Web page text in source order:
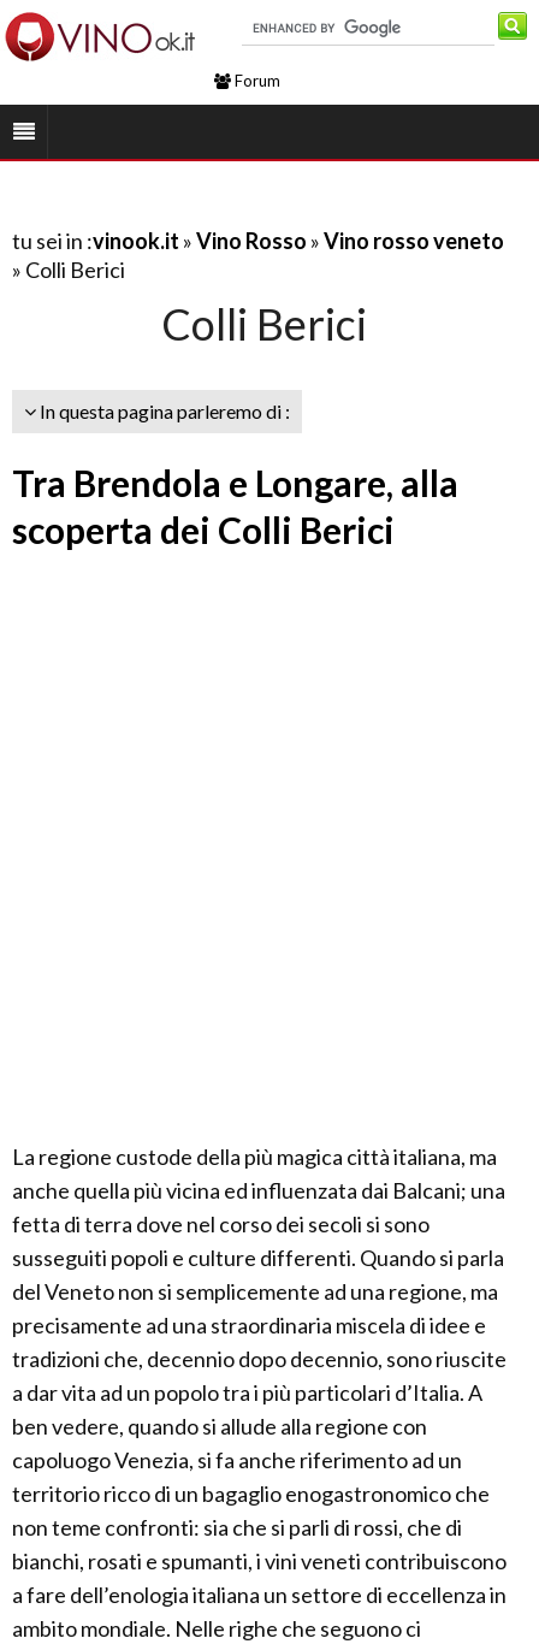
Forum
tu sei in :vinook.it »Vino Rosso »Vino rosso veneto
» Colli Berici
Colli Berici
In questa pagina parleremo di :
Tra Brendola e Longare, alla
scoperta dei Colli Berici
La regione custode della più magica città italiana, ma
anche quella più vicina ed influenzata dai Balcani; una
fetta di terra dove nel corso dei secoli si sono
susseguiti popoli e culture differenti. Quando si parla
del Veneto non si semplicemente ad una regione, ma
precisamente ad una straordinaria miscela di idee e
tradizioni che, decennio dopo decennio, sono riuscite
a dar vita ad un popolo tra i più particolari d’Italia. A
ben vedere, quando si allude alla regione con
capoluogo Venezia, si fa anche riferimento ad un
territorio ricco di un bagaglio enogastronomico che
non teme confronti: sia che si parli di rossi, che di
bianchi, rosati e spumanti, i vini veneti contribuiscono
a fare dell’enologia italiana un settore di eccellenza in
ambito mondiale. Nelle righe che seguono ci